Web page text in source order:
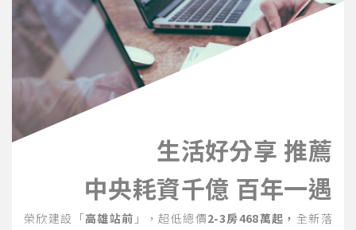
生活好分享 推薦
中央耗資千億 百年一遇
榮欣建設「高雄站前 」，超低總價2-3房468萬起， 全新落